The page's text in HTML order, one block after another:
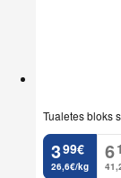
Tualetes bloks
3
. 99€
26,6€/kg
6
.